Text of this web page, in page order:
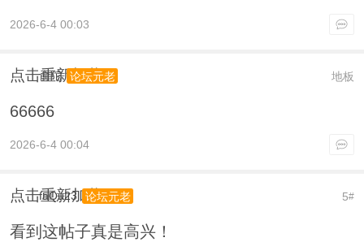
2026-6-4 00:03
点击重新加载 地板
俞陀 论坛元老
66666
2026-6-4 00:04
点击重新加载 5#
faQu23 论坛元老
看到这帖子真是高兴！